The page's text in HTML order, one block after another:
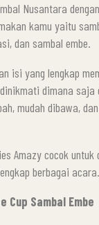
Nusantara
kamu yaitu
dan sambal embe.
isi yang lengkap
dimana saja
mudah dibawa,
Amazy cocok
berbagai acara.
Cup Sambal Embe